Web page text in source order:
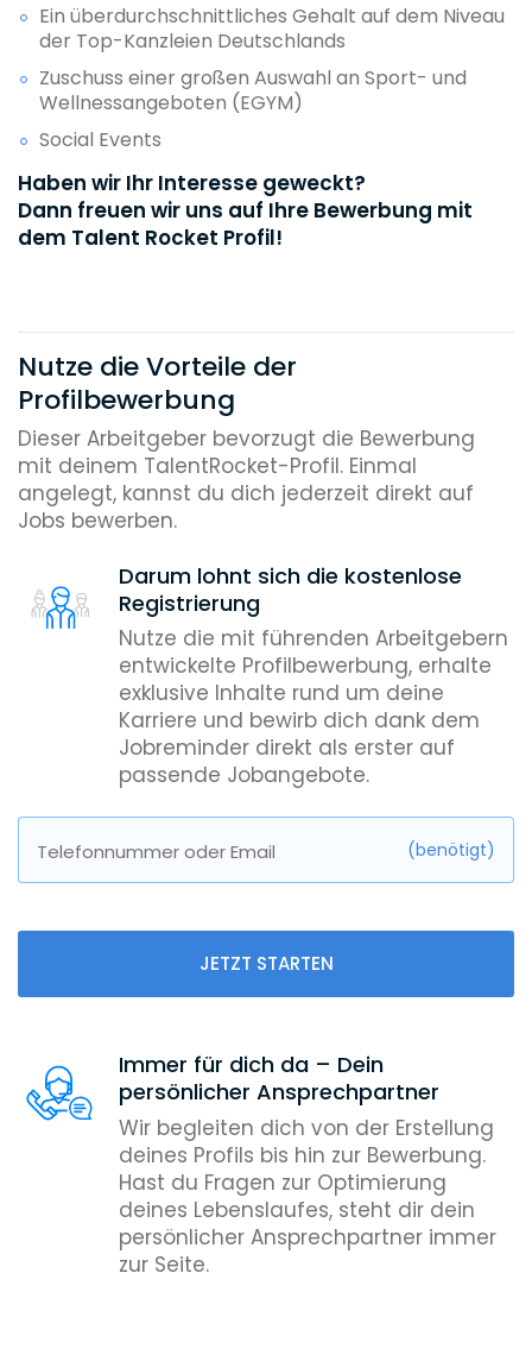
Ein überdurchschnittliches Gehalt auf dem Niveau
der Top-Kanzleien Deutschlands
Zuschuss einer großen Auswahl an Sport- und
Wellnessangeboten (EGYM)
Social Events
Haben wir Ihr Interesse geweckt?
Dann freuen wir uns auf Ihre Bewerbung mit
dem Talent Rocket Profil!
Nutze die Vorteile der
Profilbewerbung
Dieser Arbeitgeber bevorzugt die Bewerbung
mit deinem TalentRocket-Profil. Einmal
angelegt, kannst du dich jederzeit direkt auf
Jobs bewerben.
Darum lohnt sich die kostenlose
Registrierung
Nutze die mit führenden Arbeitgebern
entwickelte Profilbewerbung, erhalte
exklusive Inhalte rund um deine
Karriere und bewirb dich dank dem
Jobreminder direkt als erster auf
passende Jobangebote.
Telefonnummer oder Email (benötigt)
JETZT STARTEN
Immer für dich da – Dein
persönlicher Ansprechpartner
Wir begleiten dich von der Erstellung
deines Profils bis hin zur Bewerbung.
Hast du Fragen zur Optimierung
deines Lebenslaufes, steht dir dein
persönlicher Ansprechpartner immer
zur Seite.